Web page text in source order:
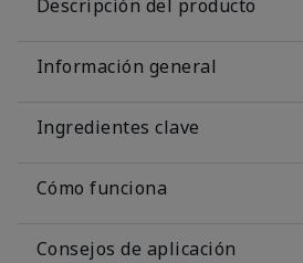
Descripción del producto
Información general
Ingredientes clave
Cómo funciona
Consejos de aplicación